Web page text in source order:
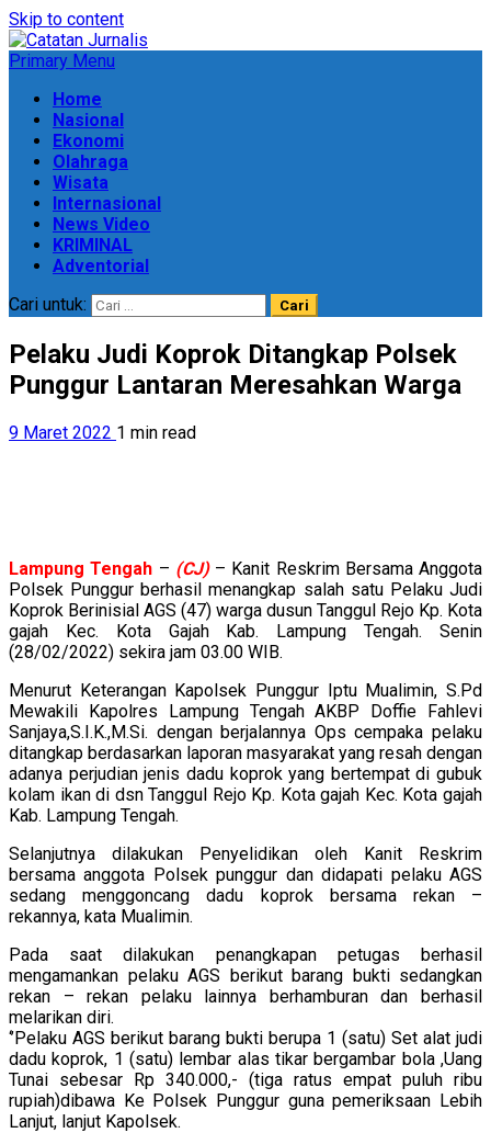
Skip to content
Primary Menu
Home
Nasional
Ekonomi
Olahraga
Wisata
Internasional
News Video
KRIMINAL
Adventorial
Cari untuk:
Pelaku Judi Koprok Ditangkap Polsek
Punggur Lantaran Meresahkan Warga
9 Maret 2022 1 min read
Lampung Tengah – (CJ)– Kanit Reskrim Bersama Anggota
Polsek Punggur berhasil menangkap salah satu Pelaku Judi
Koprok Berinisial AGS (47) warga dusun Tanggul Rejo Kp. Kota
gajah Kec. Kota Gajah Kab. Lampung Tengah. Senin
(28/02/2022) sekira jam 03.00 WIB.
Menurut Keterangan Kapolsek Punggur Iptu Mualimin, S.Pd
Mewakili Kapolres Lampung Tengah AKBP Doffie Fahlevi
Sanjaya,S.I.K.,M.Si. dengan berjalannya Ops cempaka pelaku
ditangkap berdasarkan laporan masyarakat yang resah dengan
adanya perjudian jenis dadu koprok yang bertempat di gubuk
kolam ikan di dsn Tanggul Rejo Kp. Kota gajah Kec. Kota gajah
Kab. Lampung Tengah.
Selanjutnya dilakukan Penyelidikan oleh Kanit Reskrim
bersama anggota Polsek punggur dan didapati pelaku AGS
sedang menggoncang dadu koprok bersama rekan –
rekannya, kata Mualimin.
Pada saat dilakukan penangkapan petugas berhasil
mengamankan pelaku AGS berikut barang bukti sedangkan
rekan – rekan pelaku lainnya berhamburan dan berhasil
melarikan diri.
‘’Pelaku AGS berikut barang bukti berupa 1 (satu) Set alat judi
dadu koprok, 1 (satu) lembar alas tikar bergambar bola ,Uang
Tunai sebesar Rp 340.000,- (tiga ratus empat puluh ribu
rupiah)dibawa Ke Polsek Punggur guna pemeriksaan Lebih
Lanjut, lanjut Kapolsek.